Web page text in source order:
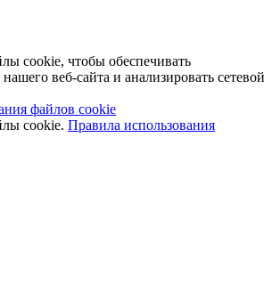
cookie, чтобы обеспечивать
веб-сайта и анализировать сетевой
файлов cookie
cookie. Правила использования